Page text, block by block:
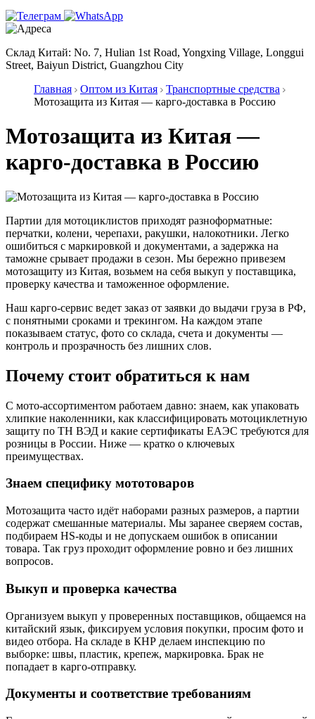
Склад Китай: No. 7, Hulian 1st Road, Yongxing Village, Longgui
Street, Baiyun District, Guangzhou City
Главная
Оптом из Китая
Транспортные средства
Мотозащита из Китая — карго-доставка в Россию
Мотозащита из Китая —
карго-доставка в Россию
Партии для мотоциклистов приходят разноформатные:
перчатки, колени, черепахи, ракушки, налокотники. Легко
ошибиться с маркировкой и документами, а задержка на
таможне срывает продажи в сезон. Мы бережно привезем
мотозащиту из Китая, возьмем на себя выкуп у поставщика,
проверку качества и таможенное оформление.
Наш карго-сервис ведет заказ от заявки до выдачи груза в РФ,
с понятными сроками и трекингом. На каждом этапе
показываем статус, фото со склада, счета и документы —
контроль и прозрачность без лишних слов.
Почему стоит обратиться к нам
С мото-ассортиментом работаем давно: знаем, как упаковать
хлипкие наколенники, как классифицировать мотоциклетную
защиту по ТН ВЭД и какие сертификаты ЕАЭС требуются для
розницы в России. Ниже — кратко о ключевых
преимуществах.
Знаем специфику мототоваров
Мотозащита часто идёт наборами разных размеров, а партии
содержат смешанные материалы. Мы заранее сверяем состав,
подбираем HS-коды и не допускаем ошибок в описании
товара. Так груз проходит оформление ровно и без лишних
вопросов.
Выкуп и проверка качества
Организуем выкуп у проверенных поставщиков, общаемся на
китайский язык, фиксируем условия покупки, просим фото и
видео отбора. На складе в КНР делаем инспекцию по
выборке: швы, пластик, крепеж, маркировка. Брак не
попадает в карго-отправку.
Документы и соответствие требованиям